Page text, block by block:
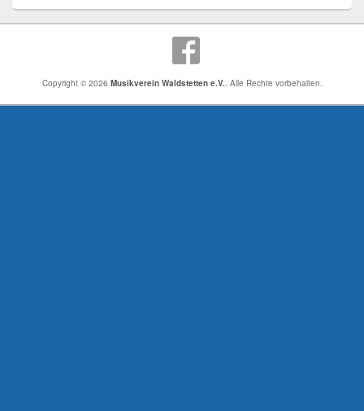
Copyright © 2026 Musikverein Waldstetten e.V.. Alle Rechte vorbehalten.